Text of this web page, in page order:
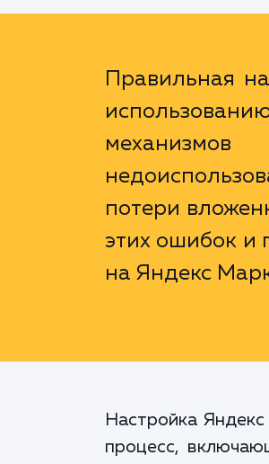
Правильная
потери
этих ошибок и
на Яндекс
Настройка
процесс,